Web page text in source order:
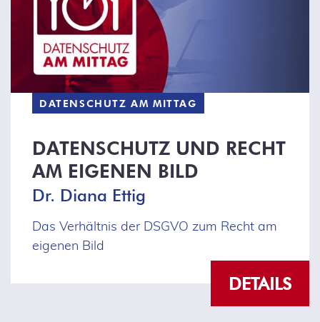
DATENSCHUTZ UND RECHT
AM EIGENEN BILD
Dr. Diana Ettig
Das Verhältnis der DSGVO zum Recht am
eigenen Bild
DETAILS
DATENSCHUTZ AM MITTAG